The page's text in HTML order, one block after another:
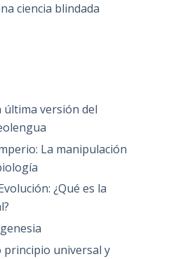
ciencia blindada
última versión del
La manipulación
¿Qué es la
principio universal y